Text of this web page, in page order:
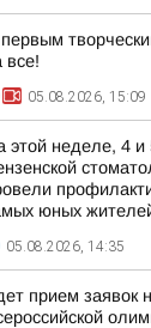
все!
05.08.2026, 15:09
этой неделе, 4 и
юных
05.08.2026, 14:35
прием заявок